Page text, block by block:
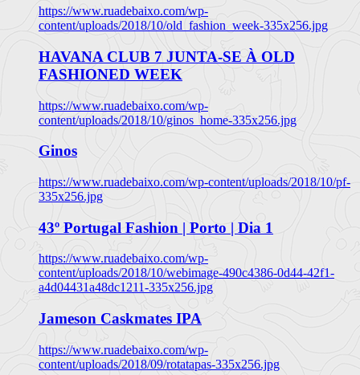
https://www.ruadebaixo.com/wp-
content/uploads/2018/10/old_fashion_week-335x256.jpg
HAVANA CLUB 7 JUNTA-SE À OLD
FASHIONED WEEK
https://www.ruadebaixo.com/wp-
content/uploads/2018/10/ginos_home-335x256.jpg
Ginos
https://www.ruadebaixo.com/wp-content/uploads/2018/10/pf-
335x256.jpg
43º Portugal Fashion | Porto | Dia 1
https://www.ruadebaixo.com/wp-
content/uploads/2018/10/webimage-490c4386-0d44-42f1-
a4d04431a48dc1211-335x256.jpg
Jameson Caskmates IPA
https://www.ruadebaixo.com/wp-
content/uploads/2018/09/rotatapas-335x256.jpg